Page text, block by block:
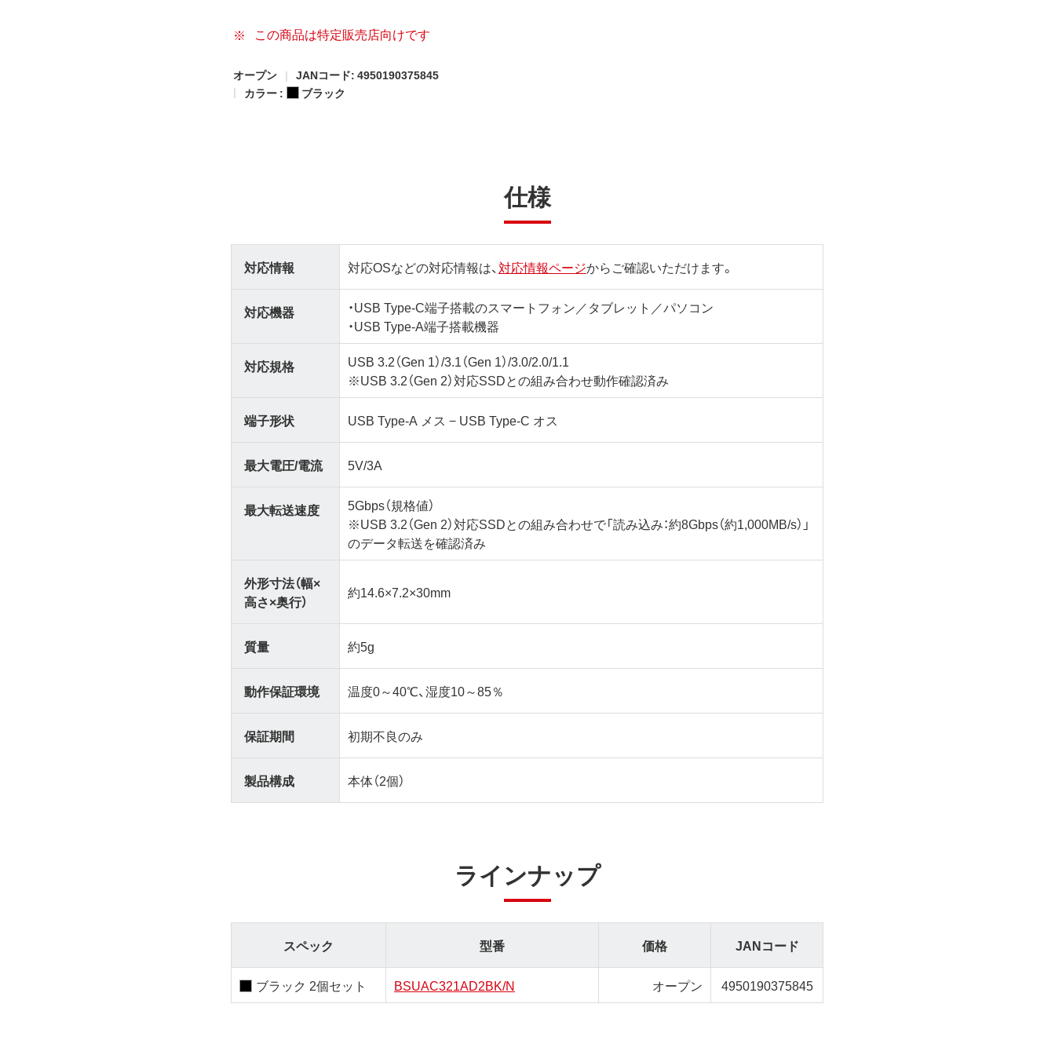
この商品は特定販売店向けです
オープン
JANコード: 4950190375845
カラー :
ブラック
仕様
対応情報 対応OSなどの対応情報は、対応情報ページからご確認いただけます。
対応機器
・USB Type-C端子搭載のスマートフォン／タブレット／パソコン
・USB Type-A端子搭載機器
対応規格
USB 3.2（Gen 1）/3.1（Gen 1）/3.0/2.0/1.1
※USB 3.2（Gen 2）対応SSDとの組み合わせ動作確認済み
端子形状 USB Type-A メス − USB Type-C オス
最大電圧/電流 5V/3A
最大転送速度
5Gbps（規格値）
※USB 3.2（Gen 2）対応SSDとの組み合わせで「読み込み：約8Gbps（約1,000MB/s）」
のデータ転送を確認済み
外形寸法（幅×
高さ×奥行）
約14.6×7.2×30mm
質量 約5g
動作保証環境 温度0～40℃、湿度10～85％
保証期間 初期不良のみ
製品構成 本体（2個）
ラインナップ
スペック 型番 価格 JANコード
ブラック 2個セット BSUAC321AD2BK/N オープン 4950190375845